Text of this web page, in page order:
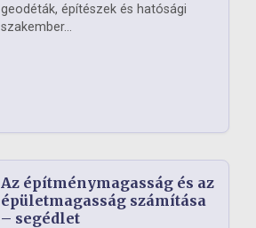
geodéták, építészek és hatósági
szakember...
Az építménymagasság és az
épületmagasság számítása
– segédlet